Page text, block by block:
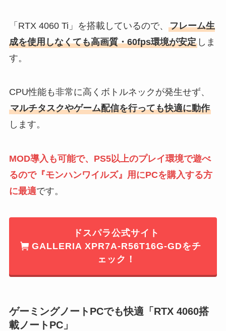
「RTX 4060 Ti」を搭載しているので、 フレーム生
成を使用しなくても高画質・60fps環境が安定しま
す。
CPU性能も非常に高くボトルネックが発生せず、
マルチタスクやゲーム配信を行っても快適に動作
します。
MOD導入も可能で、PS5以上のプレイ環境で遊べ
るので『モンハンワイルズ』用にPCを購入する方
に最適です。
ドスパラ公式サイト
GALLERIA XPR7A-R56T16G-GDをチ
ェック！
ゲーミングノートPCでも快適「RTX 4060搭
載ノートPC」